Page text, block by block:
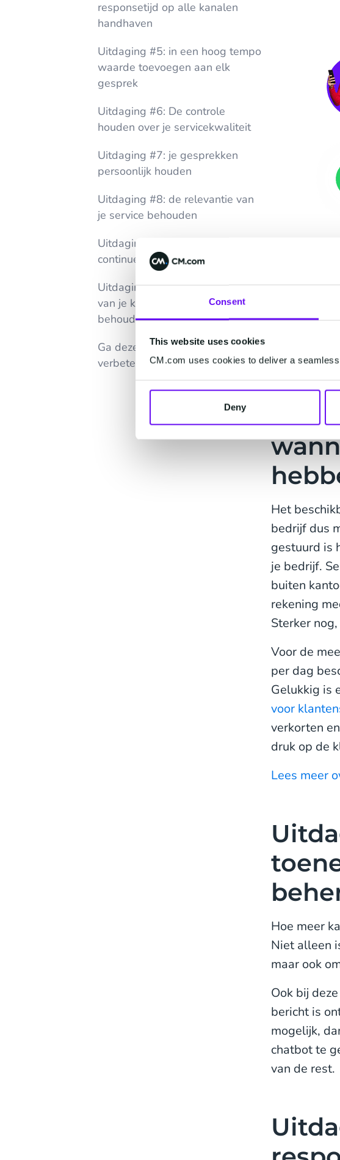
Consent
This website uses cookies
CM.com uses cookies to deliver a
Deny
responsetijd op alle kanalen
handhaven
Uitdaging #5: in een hoog tempo
waarde toevoegen aan elk
gesprek
Uitdaging #6: De controle
houden over je servicekwaliteit
Uitdaging #7: je gesprekken
persoonlijk houden
Uitdaging #8: de relevantie van
je service behouden
Uitdaging #9: het realiseren van
continue verbetering
Uitdaging #10: het opschalen
van je klantenservice mét
behoud van kwaliteit
Ga deze uitdagingen aan en
verbeter!
Het
bedrijf dus
gestuurd is
je bedrijf.
buiten
rekening
Sterker
Voor de
per dag
Gelukkig is
voor
verkorten
druk op de
Lees meer
Hoe meer
Niet alleen
maar ook
Ook bij
bericht is
mogelijk,
chatbot te
van de rest.